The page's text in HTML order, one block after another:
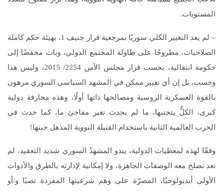
المستويات.
– لم يعد التغيير الكلي سوريًا بمرجعية قرار جنيف 1، بهيئة حكم كاملة
الصلاحيات، مطروحًا على طاولة المجتمع الدولي، وبات مخفضًا إلى
حكومة انتقالية، بحسب قرار مجلس الأمن 2254/ 2015، وليس هذا
وحسب، بل إن أي تغيير ممكن في المشهد السياسي السوري مرهون
بالقوة العسكرية الروسية ومصالحها ذاتها أولًا، وهذه مجازفة دولية
كبرى، الكلُّ يتجنبها، ما لم يحدث تغير مفاجئ ما، كما حدث في
الحرب العالمية الثانية باستخدام القنبلة النووية المذهل حينها!
وفقًا لهذه لمعطيات الدولية، يبدو المشهدُ السوري شديد التعقيد، لم
تعد تصلح معه الوصفات الجاهزة، ولا إمكانية لإدارته بالطرق والأدوات
الأولى أيديولوجيًا، المصرّة على وهم شرعيتها المفردة نصيًا و/أو